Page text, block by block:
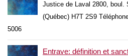
Justice de Laval 2800, boul.
(Québec) H7T 2S9
5006
Entrave: définition et